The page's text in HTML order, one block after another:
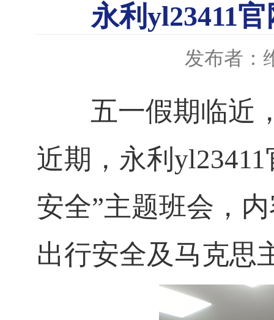
永利yl23411
发布者：
五一假期临近，
近期，永利
安全”主题班会，
出行安全及马克思